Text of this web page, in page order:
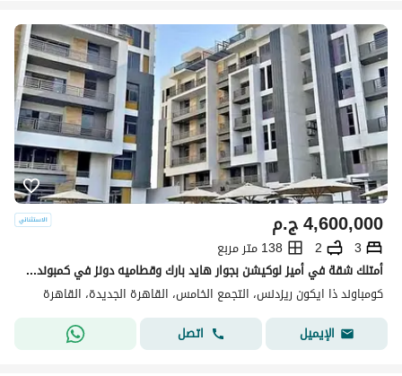
ج.م4,600,000
3
2
138 متر مربع
أمتلك شقة في أميز لوكيشن بجوار هايد بارك وقطاميه دونز في كمبوند ذا أيكون التجمع الخامس
كومباوند ذا ايكون ريزدنس، التجمع الخامس، القاهرة الجديدة، القاهرة
الإيميل
اتصل